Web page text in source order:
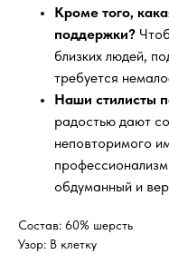
Кроме того,
поддержки?
близких людей,
требуется
Наши стилисты
радостью дают
неповторимого
обдуманный и
Состав: 60% шерсть
Узор: В клетку